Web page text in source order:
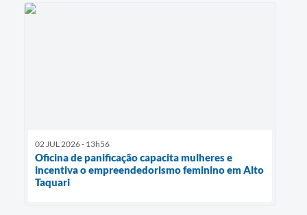
02 JUL 2026 - 13h56
Oficina de panificação capacita mulheres e
incentiva o empreendedorismo feminino em Alto
Taquari